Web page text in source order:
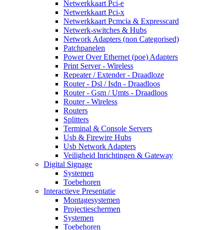
Netwerkkaart Pci-e
Netwerkkaart Pci-x
Netwerkkaart Pcmcia & Expresscard
Netwerk-switches & Hubs
Network Adapters (non Categorised)
Patchpanelen
Power Over Ethernet (poe) Adapters
Print Server - Wireless
Repeater / Extender - Draadloze
Router - Dsl / Isdn - Draadloos
Router - Gsm / Umts - Draadloos
Router - Wireless
Routers
Splitters
Terminal & Console Servers
Usb & Firewire Hubs
Usb Network Adapters
Veiligheid Inrichtingen & Gateway
Digital Signage
Systemen
Toebehoren
Interactieve Presentatie
Montagesystemen
Projectieschermen
Systemen
Toebehoren